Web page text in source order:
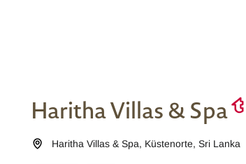
Haritha Villas & Spa
Haritha Villas & Spa, Küstenorte,Sri Lanka